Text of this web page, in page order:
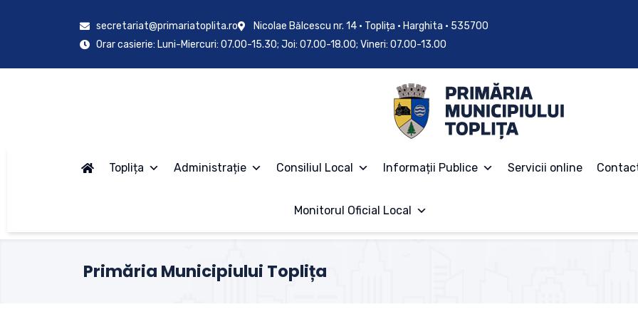
secretariat@primariatoplita.ro
Nicolae Bălcescu nr. 14 • Toplița • Harghita • 535700
Orar casierie: Luni-Miercuri: 07.00-15.30; Joi: 07.00-18.00; Vineri: 07.00-13.00
Toplița Administrație Consiliul Local Informații Publice Servicii online
Monitorul Oficial Local
Primăria Municipiului Toplița